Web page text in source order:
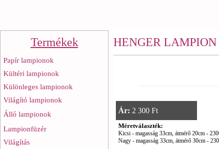
Termékek
Papír lampionok
Kültéri lampionok
Különleges lampionok
Világító lampionok
Álló lampionok
Lampionfüzér
Világítás
HENGER LAMPION
Ár: 2 300 Ft
Méretválaszték:
Kicsi - magasság 33cm, átmérő 20cm -
Nagy - magasság 33cm, átmérő 30cm -